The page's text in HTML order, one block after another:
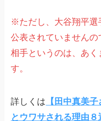
※ただし、大谷翔平選
公表されていません
相手というのは、あく
す。
詳しくは 【田中真美
とウワサされる理由８